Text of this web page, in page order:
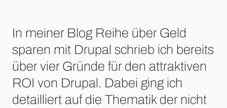
In meiner Blog Reihe über Geld
sparen mit Drupal schrieb ich bereits
über vier Gründe für den attraktiven
ROI von Drupal. Dabei ging ich
detailliert auf die Thematik der nicht